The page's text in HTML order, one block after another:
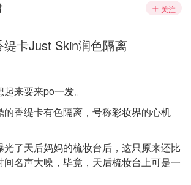
关注
缇卡Just Skin润色隔离
来要来po一发。
的香缇卡有色隔离，号称彩妆界的心机
了天后妈妈的梳妆台后，这只原来还比
名声大噪，毕竟，天后梳妆台上可是一